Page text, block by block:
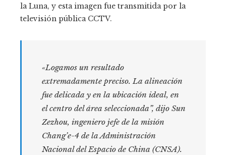
la Luna, y esta imagen fue transmitida por la
televisión pública CCTV.
«Logamos un resultado
extremadamente preciso. La alineación
fue delicada y en la ubicación ideal, en
el centro del área seleccionada”, dijo Sun
Zezhou, ingeniero jefe de la misión
Chang’e-4 de la Administración
Nacional del Espacio de China (CNSA).